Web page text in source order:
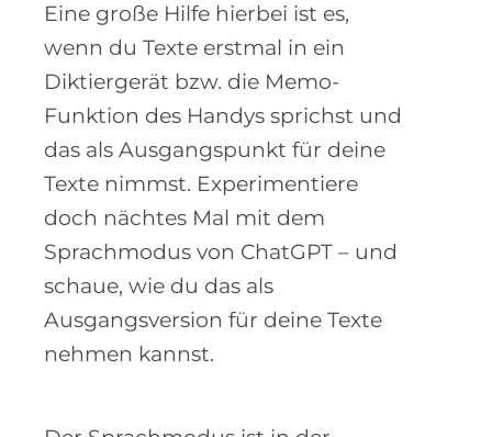
Eine große Hilfe hierbei ist es,
wenn du Texte erstmal in ein
Diktiergerät bzw. die Memo-
Funktion des Handys sprichst und
das als Ausgangspunkt für deine
Texte nimmst. Experimentiere
doch nächtes Mal mit dem
Sprachmodus von ChatGPT – und
schaue, wie du das als
Ausgangsversion für deine Texte
nehmen kannst.